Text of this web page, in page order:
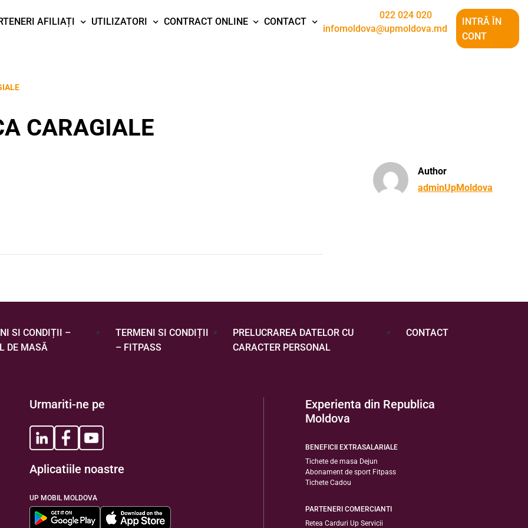
AFILIAȚI UTILIZATORI CONTRACT ONLINE CONTACT
022 024 020
infomoldova@upmoldova.md
INTRĂ ÎN
CONT
CARAGIALE
Author
adminUpMoldova
SI CONDIȚII –
DE MASĂ
TERMENI SI CONDIȚII
– FITPASS
PRELUCRAREA DATELOR CU
CARACTER PERSONAL
CONTACT
Urmariti-ne pe
Aplicatiile noastre
UP MOBIL MOLDOVA
Experienta din Republica
Moldova
BENEFICII EXTRASALARIALE
Tichete de masa Dejun
Abonament de sport Fitpass
Tichete Cadou
PARTENERI COMERCIANTI
Retea Carduri Up Servicii